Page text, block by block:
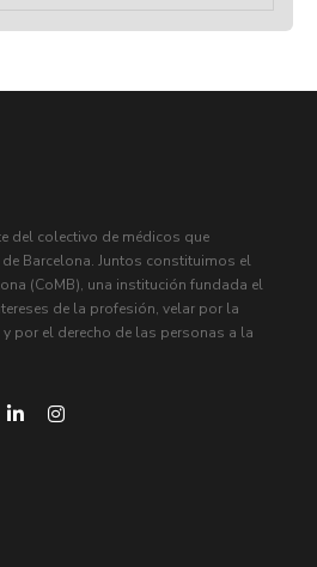
del colectivo de médicos que
Barcelona. Juntos constituimos el
(CoMB), una institución fundada el
de la profesión, velar por la
por el derecho de las personas a la